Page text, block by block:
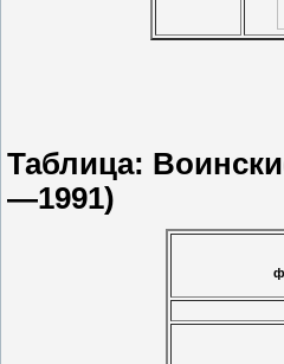
Таблица:
—1991)